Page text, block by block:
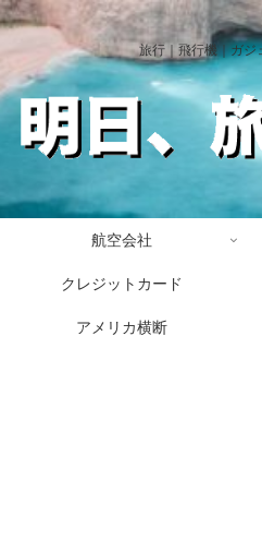
旅行｜飛行機｜ガジ
航空会社
クレジットカード
アメリカ横断